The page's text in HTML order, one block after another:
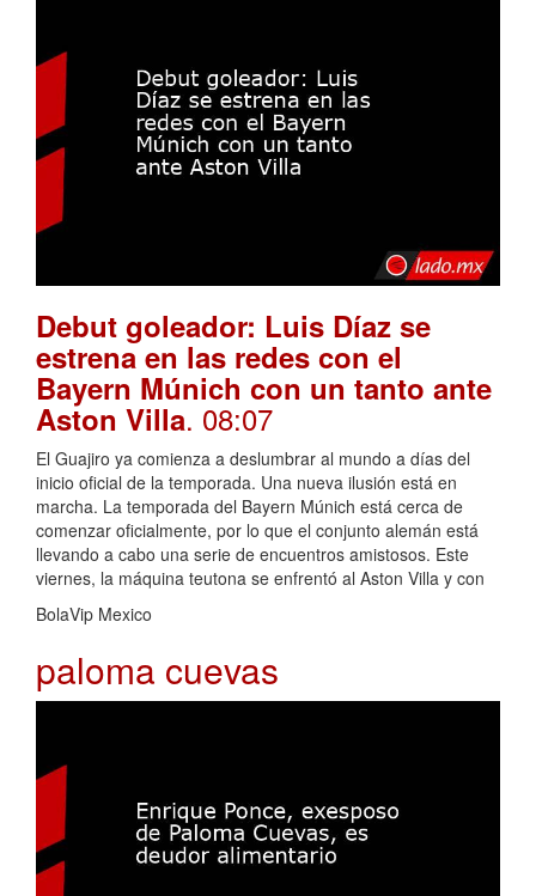
Debut goleador: Luis Díaz se
estrena en las redes con el
Bayern Múnich con un tanto ante
Aston Villa. 08:07
El Guajiro ya comienza a deslumbrar al mundo a días del
inicio oficial de la temporada. Una nueva ilusión está en
marcha. La temporada del Bayern Múnich está cerca de
comenzar oficialmente, por lo que el conjunto alemán está
llevando a cabo una serie de encuentros amistosos. Este
viernes, la máquina teutona se enfrentó al Aston Villa y con
BolaVip Mexico
paloma cuevas